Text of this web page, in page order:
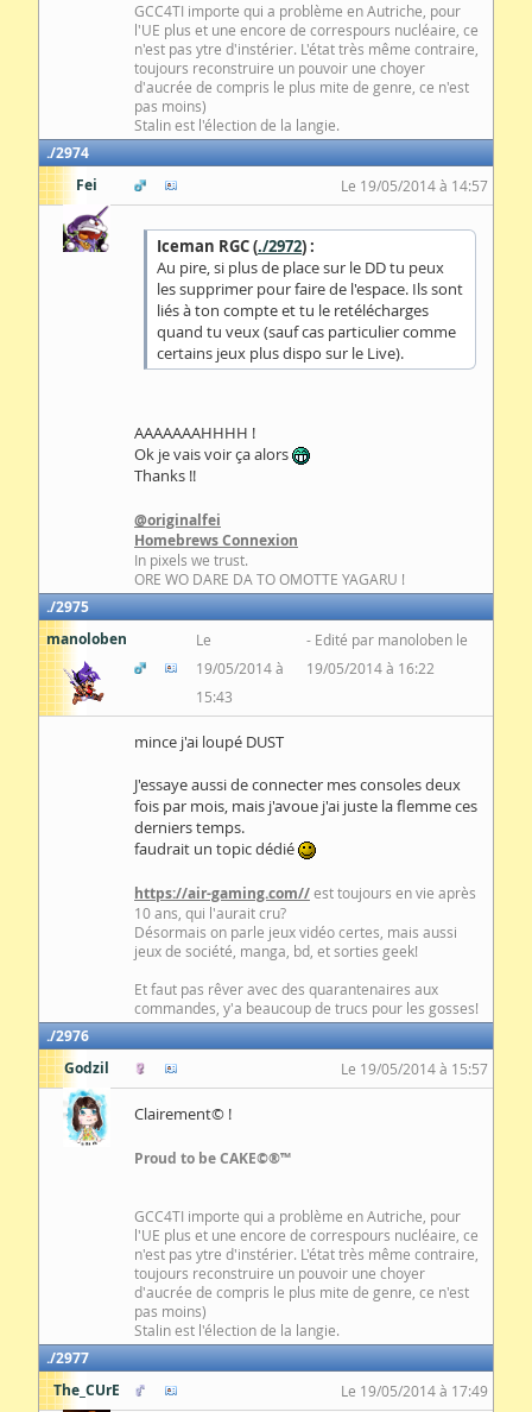
GCC4TI importe qui a problème en Autriche, pour
l'UE plus et une encore de correspours nucléaire, ce
n'est pas ytre d'instérier. L'état très même contraire,
toujours reconstruire un pouvoir une choyer
d'aucrée de compris le plus mite de genre, ce n'est
pas moins)
Stalin est l'élection de la langie.
2974
Fei
Le 19/05/2014 à 14:57
Iceman RGC (./2972) :
Au pire, si plus de place sur le DD tu peux
les supprimer pour faire de l'espace. Ils sont
liés à ton compte et tu le retélécharges
quand tu veux (sauf cas particulier comme
certains jeux plus dispo sur le Live).
AAAAAAAHHHH !
Ok je vais voir ça alors
Thanks !!
@originalfei
Homebrews Connexion
In pixels we trust.
ORE WO DARE DA TO OMOTTE YAGARU !
2975
manoloben
Le
19/05/2014 à
15:43
Edité par manoloben le
19/05/2014 à 16:22
mince j'ai loupé DUST
J'essaye aussi de connecter mes consoles deux
fois par mois, mais j'avoue j'ai juste la flemme ces
derniers temps.
faudrait un topic dédié
https://air-gaming.com//est toujours en vie après
10 ans, qui l'aurait cru?
Désormais on parle jeux vidéo certes, mais aussi
jeux de société, manga, bd, et sorties geek!
Et faut pas rêver avec des quarantenaires aux
commandes, y'a beaucoup de trucs pour les gosses!
2976
Godzil
Le 19/05/2014 à 15:57
Clairement© !
Proud to be CAKE©®™
GCC4TI importe qui a problème en Autriche, pour
l'UE plus et une encore de correspours nucléaire, ce
n'est pas ytre d'instérier. L'état très même contraire,
toujours reconstruire un pouvoir une choyer
d'aucrée de compris le plus mite de genre, ce n'est
pas moins)
Stalin est l'élection de la langie.
2977
The_CUrE
Le 19/05/2014 à 17:49